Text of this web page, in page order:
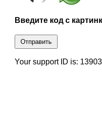
Введите код с
Отправить
Your support ID is: